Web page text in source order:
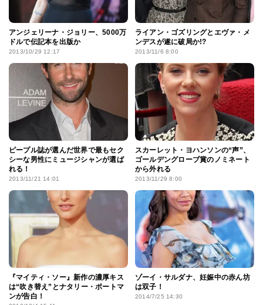
アンジェリーナ・ジョリー、5000万
ドルで伝記本を出版か
2013/10/29 12:17
ライアン・ゴズリングとエヴァ・メ
ンデスが遂に破局か!?
2013/11/6 8:00
ピープル誌が選んだ世界で最もセク
シーな男性にミュージシャンが選ば
れる！
2013/11/21 14:01
スカーレット・ヨハンソンの“声”、
ゴールデングローブ賞のノミネート
から外れる
2013/11/29 8:00
『マイティ・ソー』新作の濃厚キス
は“吹き替え”とナタリー・ポートマ
ンが告白！
ゾーイ・サルダナ、妊娠中の赤ん坊
は双子！
2014/7/25 14:30